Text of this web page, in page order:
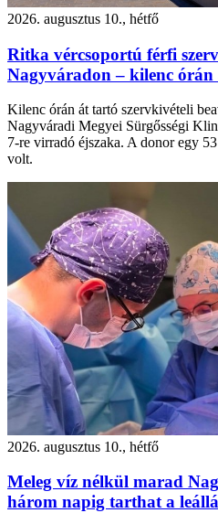
2026. augusztus 10., hétfő
Ritka vércsoportú férfi
Nagyváradon – kilenc
Kilenc órán át tartó szervkivételi
Nagyváradi Megyei Sürgősségi
7-re virradó éjszaka. A donor egy
volt.
2026. augusztus 10., hétfő
Meleg víz nélkül marad
három napig tarthat a